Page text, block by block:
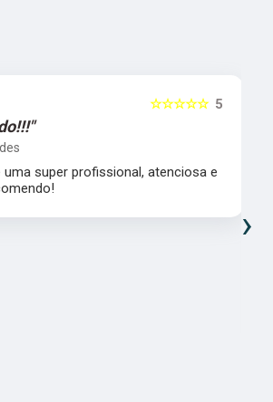
5
☆☆☆☆☆
uma super profissional, atenciosa e
›